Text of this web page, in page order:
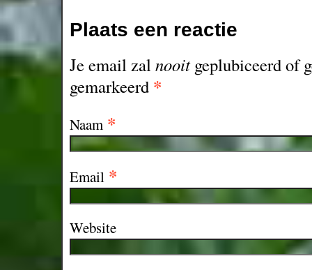
Plaats een reactie
Je email zalnooitgeplubiceerd of
gemarkeerd *
Naam *
Email *
Website